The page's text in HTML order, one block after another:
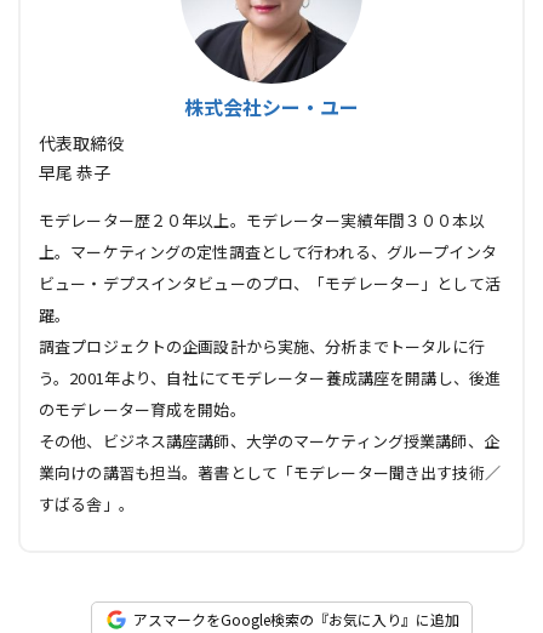
株式会社シー・ユー
代表取締役
早尾 恭子
モデレーター歴２０年以上。モデレーター実績年間３００本以
上。マーケティングの定性調査として行われる、グループインタ
ビュー・デプスインタビューのプロ、「モデレーター」として活
躍。
調査プロジェクトの企画設計から実施、分析までトータルに行
う。2001年より、自社にてモデレーター養成講座を開講し、後進
のモデレーター育成を開始。
その他、ビジネス講座講師、大学のマーケティング授業講師、企
業向けの講習も担当。著書として「モデレーター聞き出す技術／
すばる舎」。
アスマークをGoogle検索の『お気に入り』に追加